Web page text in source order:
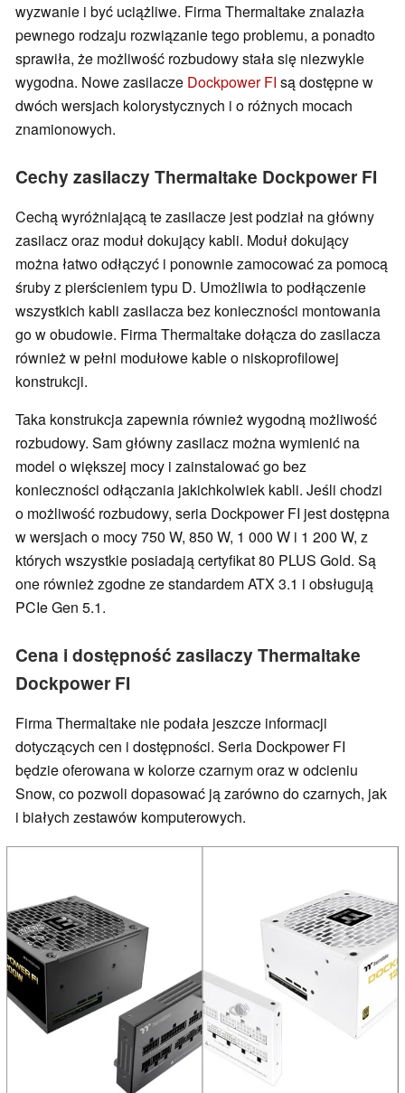
wyzwanie i być uciążliwe. Firma Thermaltake znalazła
pewnego rodzaju rozwiązanie tego problemu, a ponadto
sprawiła, że możliwość rozbudowy stała się niezwykle
wygodna. Nowe zasilacze Dockpower FI są dostępne w
dwóch wersjach kolorystycznych i o różnych mocach
znamionowych.
Cechy zasilaczy Thermaltake Dockpower FI
Cechą wyróżniającą te zasilacze jest podział na główny
zasilacz oraz moduł dokujący kabli. Moduł dokujący
można łatwo odłączyć i ponownie zamocować za pomocą
śruby z pierścieniem typu D. Umożliwia to podłączenie
wszystkich kabli zasilacza bez konieczności montowania
go w obudowie. Firma Thermaltake dołącza do zasilacza
również w pełni modułowe kable o niskoprofilowej
konstrukcji.
Taka konstrukcja zapewnia również wygodną możliwość
rozbudowy. Sam główny zasilacz można wymienić na
model o większej mocy i zainstalować go bez
konieczności odłączania jakichkolwiek kabli. Jeśli chodzi
o możliwość rozbudowy, seria Dockpower FI jest dostępna
w wersjach o mocy 750 W, 850 W, 1 000 W i 1 200 W, z
których wszystkie posiadają certyfikat 80 PLUS Gold. Są
one również zgodne ze standardem ATX 3.1 i obsługują
PCIe Gen 5.1.
Cena i dostępność zasilaczy Thermaltake
Dockpower FI
Firma Thermaltake nie podała jeszcze informacji
dotyczących cen i dostępności. Seria Dockpower FI
będzie oferowana w kolorze czarnym oraz w odcieniu
Snow, co pozwoli dopasować ją zarówno do czarnych, jak
i białych zestawów komputerowych.